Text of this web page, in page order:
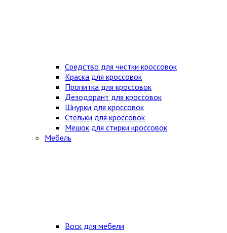
Средство для чистки кроссовок
Краска для кроссовок
Пропитка для кроссовок
Дезодорант для кроссовок
Шнурки для кроссовок
Стельки для кроссовок
Мешок для стирки кроссовок
Мебель
Воск для мебели